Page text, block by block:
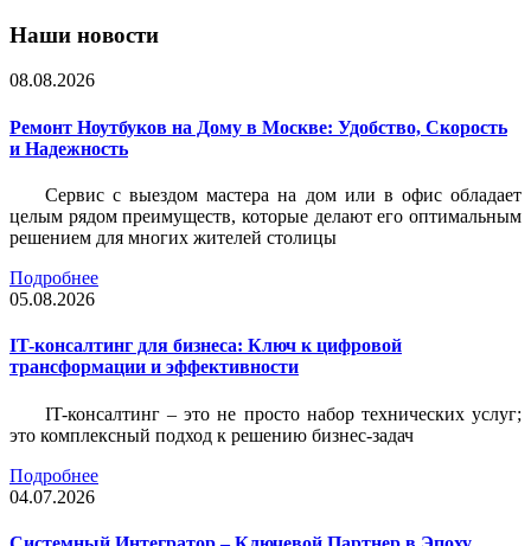
Наши новости
08.08.2026
Ремонт Ноутбуков на Дому в Москве: Удобство, Скорость
и Надежность
Сервис с выездом мастера на дом или в офис обладает
целым рядом преимуществ, которые делают его оптимальным
решением для многих жителей столицы
Подробнее
05.08.2026
IT-консалтинг для бизнеса: Ключ к цифровой
трансформации и эффективности
IT-консалтинг – это не просто набор технических услуг;
это комплексный подход к решению бизнес-задач
Подробнее
04.07.2026